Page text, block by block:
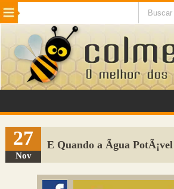
Beleza Cinema e TV
Internet Jogos NotÃ­cias
VeÃ­culos Adulto
Sugerir Link
Adicionar Blog
Colmeia Exchange
27
Nov
E Quando a Ãgua